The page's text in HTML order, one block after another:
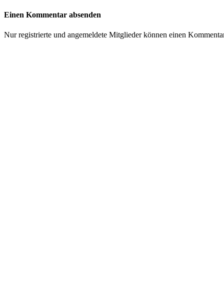
Einen Kommentar absenden
Nur registrierte und angemeldete Mitglieder können einen